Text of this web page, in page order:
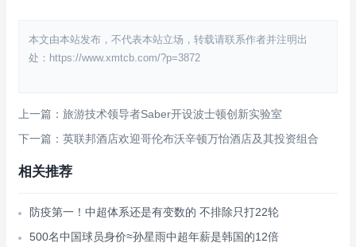
本文由本站发布，不代表本站立场，转载请联系作者并注明出
处：https://www.xmtcb.com/?p=3872
上一篇：旅游技术领导者Saber开设波士顿创新实验室
下一篇：英联邦酒店欢迎哥伦布沃辛顿万怡酒店及其投资组合
相关推荐
防疫第一！中超体系还是有变数的 不排除只打22轮
500名中国球员身价≈孙星雨中超年薪是韩国的12倍